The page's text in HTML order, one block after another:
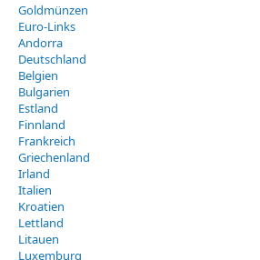
Goldmünzen
Euro-Links
Andorra
Deutschland
Belgien
Bulgarien
Estland
Finnland
Frankreich
Griechenland
Irland
Italien
Kroatien
Lettland
Litauen
Luxemburg